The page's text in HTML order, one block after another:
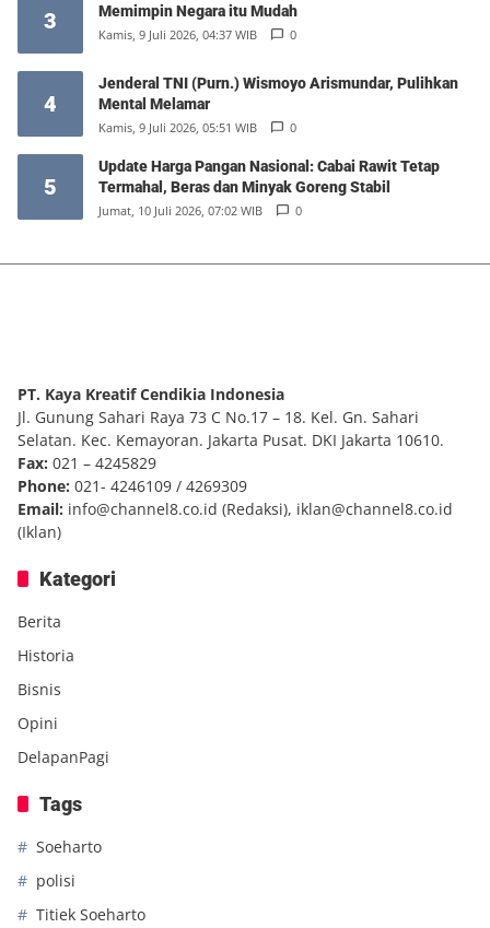
3 Memimpin Negara itu Mudah
Kamis, 9 Juli 2026, 04:37 WIB 0
4
Jenderal TNI (Purn.) Wismoyo Arismundar, Pulihkan
Mental Melamar
Kamis, 9 Juli 2026, 05:51 WIB 0
5
Update Harga Pangan Nasional: Cabai Rawit Tetap
Termahal, Beras dan Minyak Goreng Stabil
Jumat, 10 Juli 2026, 07:02 WIB 0
PT. Kaya Kreatif Cendikia Indonesia
Jl. Gunung Sahari Raya 73 C No.17 – 18. Kel. Gn. Sahari
Selatan. Kec. Kemayoran. Jakarta Pusat. DKI Jakarta 10610.
Fax: 021 – 4245829
Phone: 021- 4246109 / 4269309
Email: info@channel8.co.id (Redaksi), iklan@channel8.co.id
(Iklan)
Kategori
Berita
Historia
Bisnis
Opini
DelapanPagi
Tags
Soeharto
polisi
Titiek Soeharto